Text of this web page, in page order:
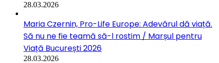
28.03.2026
Maria Czernin, Pro-Life Europe: Adevărul dă viață.
Să nu ne fie teamă să-l rostim / Marșul pentru
Viață București 2026
28.03.2026